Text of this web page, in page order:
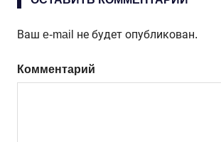
Ваш e-mail не будет опубликован.
Комментарий